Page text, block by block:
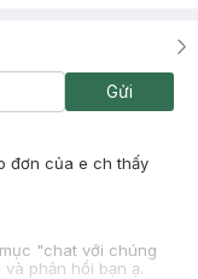
Gửi
đơn của e ch thấy
"chat với chúng
phản hồi bạn ạ.